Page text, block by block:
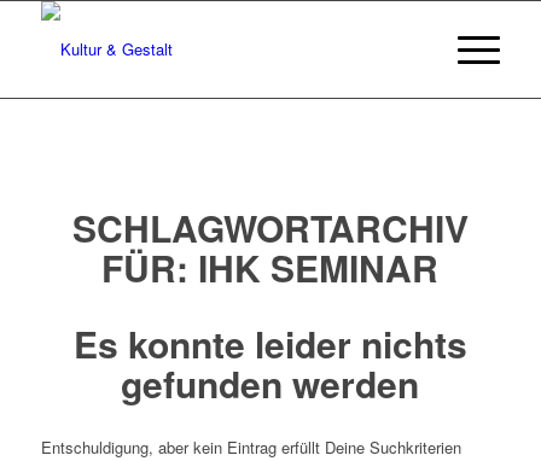
SCHLAGWORTARCHIV
FÜR: IHK SEMINAR
Es konnte leider nichts
gefunden werden
Entschuldigung, aber kein Eintrag erfüllt Deine Suchkriterien